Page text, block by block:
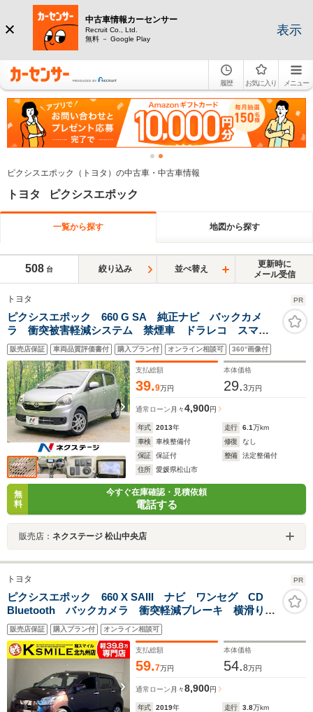
中古車情報カーセンサー
Recruit Co., Ltd.
無料 － Google Play
表示
履歴 お気に入り メニュー
ピクシスエポック（トヨタ）の中古車・中古車情報
トヨタ ピクシスエポック
一覧から探す 地図から探す
508 台 絞り込み 並べ替え
更新時に
メール受信
トヨタ PR
ピクシスエポック 660 G SA 純正ナビ バックカメ
ラ 衝突被害軽減システム 禁煙車 ドラレコ スマー
トキー LEDヘッド ETC 純正14インチアルミ オー
トエアコン CD DVD再生 地デジ
販売店保証 車両品質評価書付 購入プラン付 オンライン相談可 360°画像付
支払総額
39.9万円
本体価格
29.3万円
通常ローン 月々4,900円
年式 2013年 走行 6.1万km
車検
車検整備付 修復
なし
保証
保証付 整備
法定整備付
住所
愛媛県松山市
無
料
今すぐ在庫確認・見積依頼
電話する
販売店： ネクステージ 松山中央店
トヨタ PR
ピクシスエポック 660 X SAIII ナビ ワンセグ CD
Bluetooth バックカメラ 衝突軽減ブレーキ 横滑り防
止装置 車線逸脱防止装置 衝突安全ボディ アイドリ
ングストップ 障害物センサー LEDヘッドライト キ
ーレスエントリー
販売店保証 購入プラン付 オンライン相談可
支払総額
59.7万円
本体価格
54.8万円
通常ローン 月々8,900円
年式 2019年 走行 3.8万km